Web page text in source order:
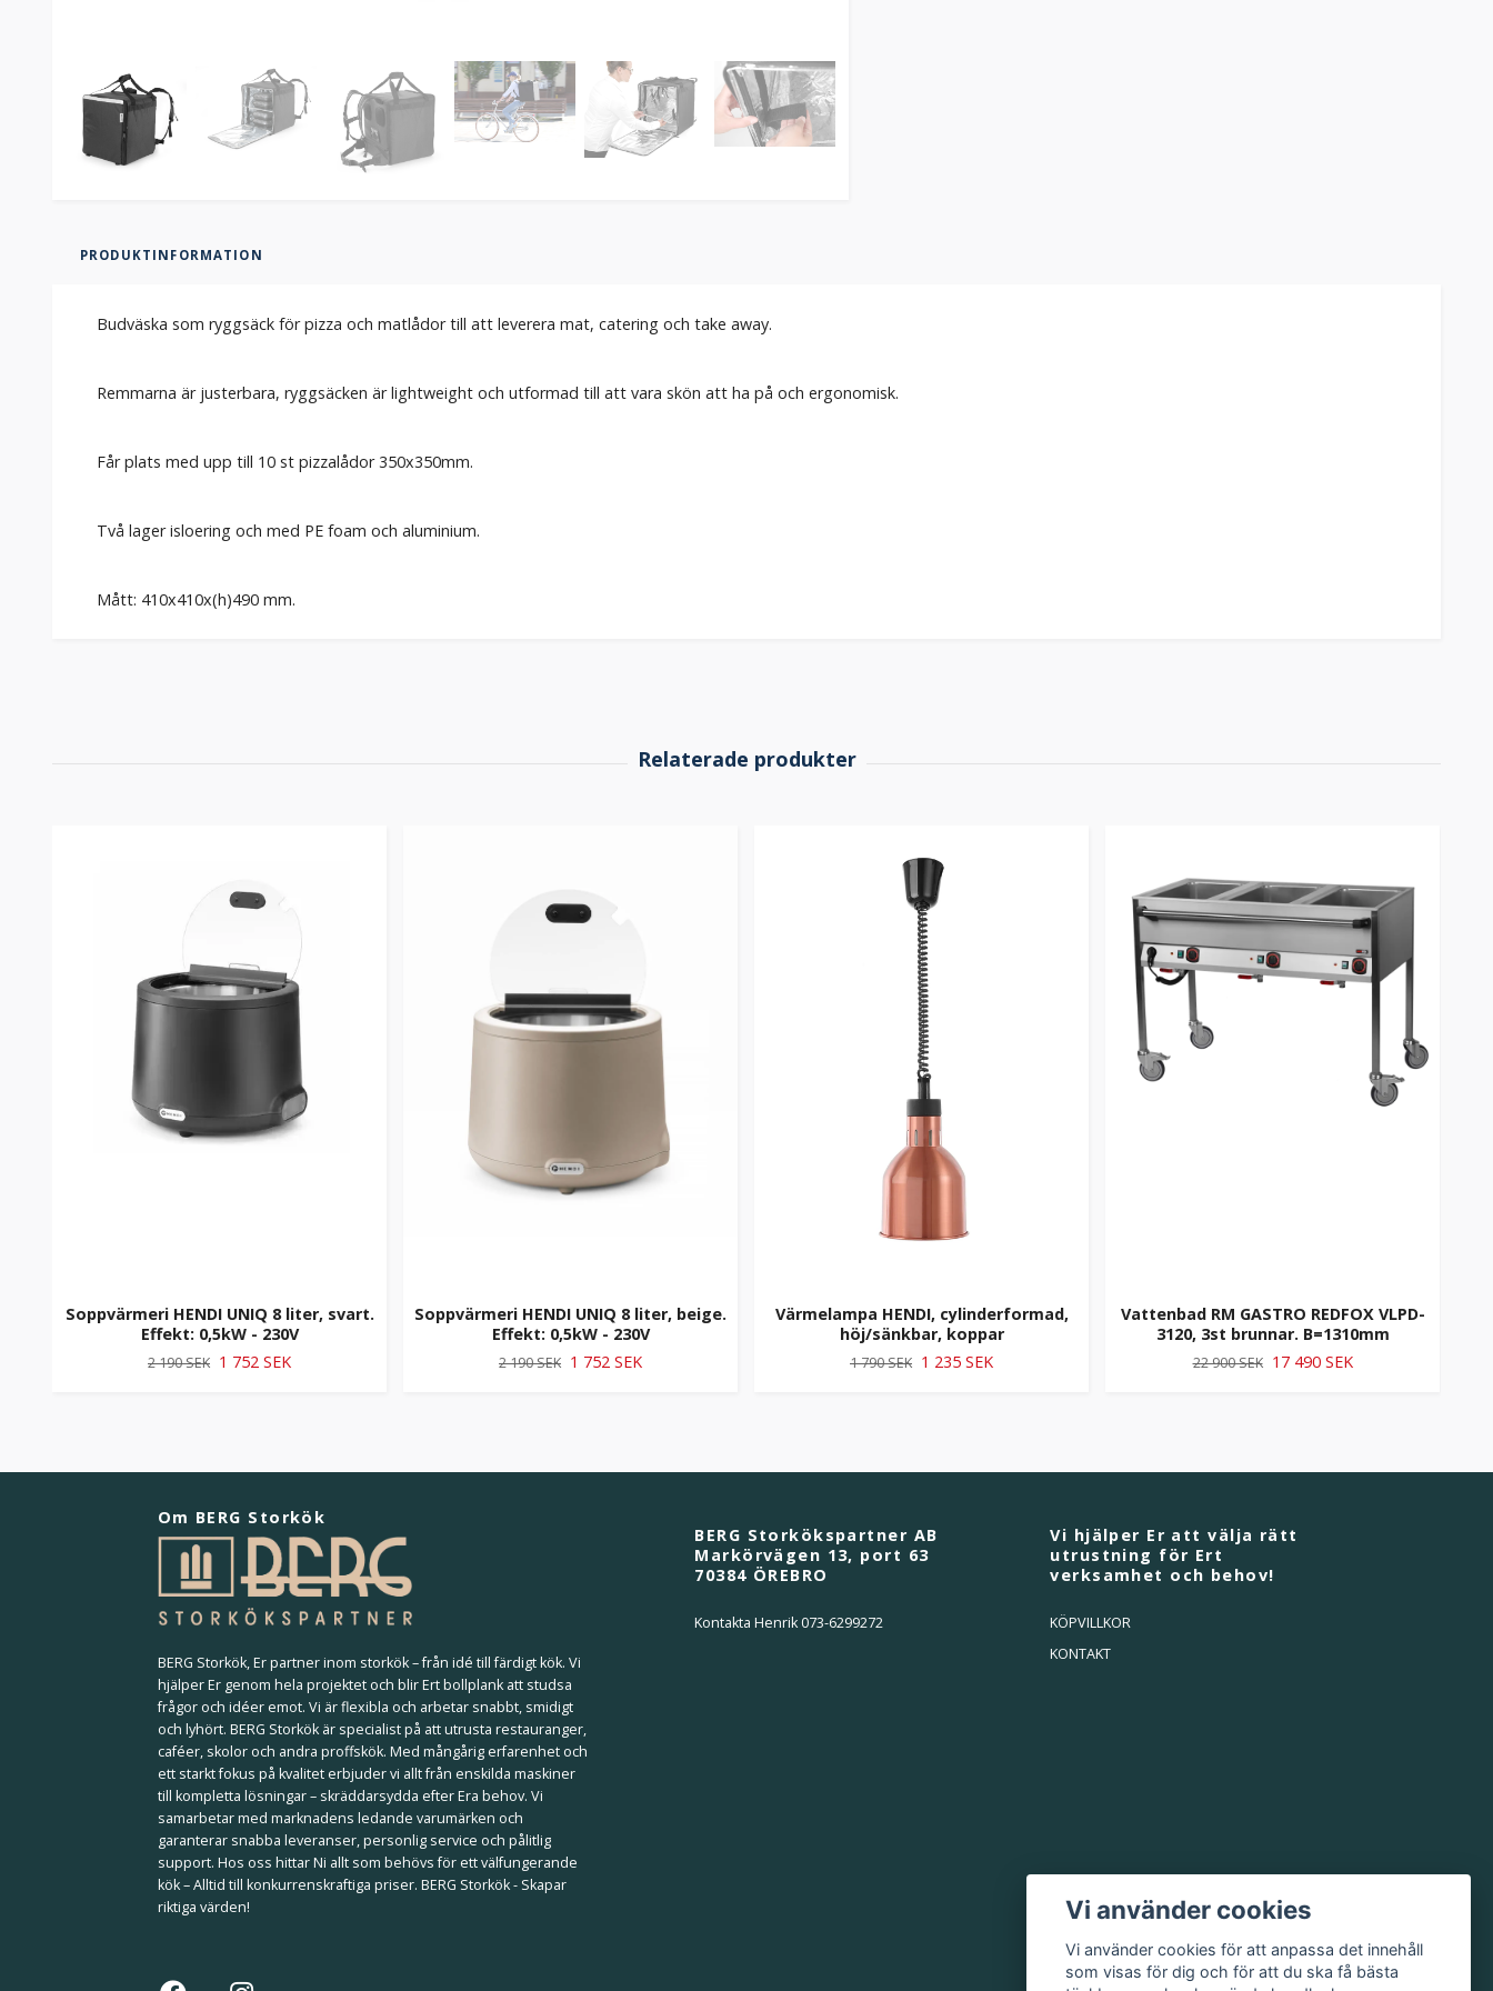
PRODUKTINFORMATION
Budväska som ryggsäck för pizza och matlådor till att leverera mat, catering och take away.
Remmarna är justerbara, ryggsäcken är lightweight och utformad till att vara skön att ha på och ergonomisk.
Får plats med upp till 10 st pizzalådor 350x350mm.
Två lager isloering och med PE foam och aluminium.
Mått: 410x410x(h)490 mm.
Soppvärmeri HENDI UNIQ 8 liter, svart.
Effekt: 0,5kW - 230V
2 190 SEK 1 752 SEK
Soppvärmeri HENDI UNIQ 8 liter, beige.
Effekt: 0,5kW - 230V
2 190 SEK 1 752 SEK
Värmelampa HENDI, cylinderformad,
höj/sänkbar, koppar
1 790 SEK 1 235 SEK
Vattenbad RM GASTRO REDFOX VLPD-
3120, 3st brunnar. B=1310mm
22 900 SEK 17 490 SEK
Om BERG Storkök
BERG Storkök, Er partner inom storkök – från idé till färdigt kök. Vi
hjälper Er genom hela projektet och blir Ert bollplank att studsa
frågor och idéer emot. Vi är flexibla och arbetar snabbt, smidigt
och lyhört. BERG Storkök är specialist på att utrusta restauranger,
caféer, skolor och andra proffskök. Med mångårig erfarenhet och
ett starkt fokus på kvalitet erbjuder vi allt från enskilda maskiner
till kompletta lösningar – skräddarsydda efter Era behov. Vi
samarbetar med marknadens ledande varumärken och
garanterar snabba leveranser, personlig service och pålitlig
support. Hos oss hittar Ni allt som behövs för ett välfungerande
kök – Alltid till konkurrenskraftiga priser. BERG Storkök - Skapar
riktiga värden!
BERG Storkökspartner AB
Markörvägen 13, port 63
70384 ÖREBRO
Kontakta Henrik 073-6299272
Vi hjälper Er att välja rätt
utrustning för Ert
verksamhet och behov!
KÖPVILLKOR
KONTAKT
Vi använder cookies
Vi använder cookies för att anpassa det innehåll
som visas för dig och för att du ska få bästa